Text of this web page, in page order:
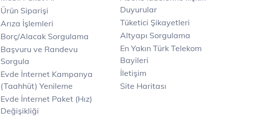
Ürün Siparişi
Arıza İşlemleri
Borç/Alacak Sorgulama
Başvuru ve Randevu
Sorgula
Evde İnternet Kampanya
(Taahhüt) Yenileme
Evde İnternet Paket (Hız)
Değişikliği
Duyurular
Tüketici Şikayetleri
Altyapı Sorgulama
En Yakın Türk Telekom
Bayileri
İletişim
Site Haritası